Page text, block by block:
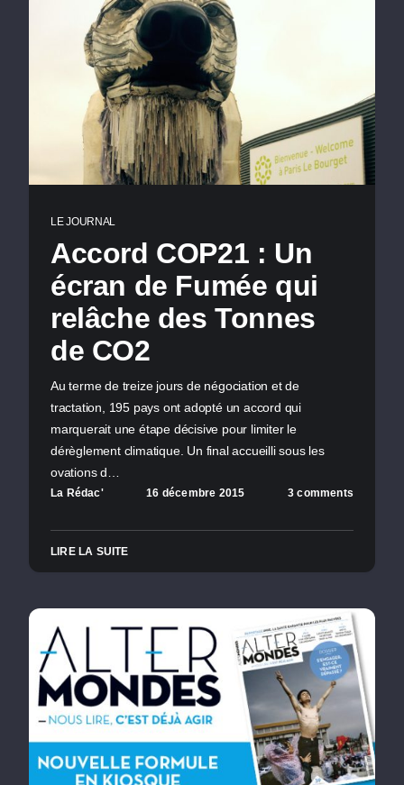
LE JOURNAL
Accord COP21 : Un
écran de Fumée qui
relâche des Tonnes
de CO2
Au terme de treize jours de négociation et de
tractation, 195 pays ont adopté un accord qui
marquerait une étape décisive pour limiter le
dérèglement climatique. Un final accueilli sous les
ovations d…
La Rédac' 16 décembre 2015 3 comments
LIRE LA SUITE